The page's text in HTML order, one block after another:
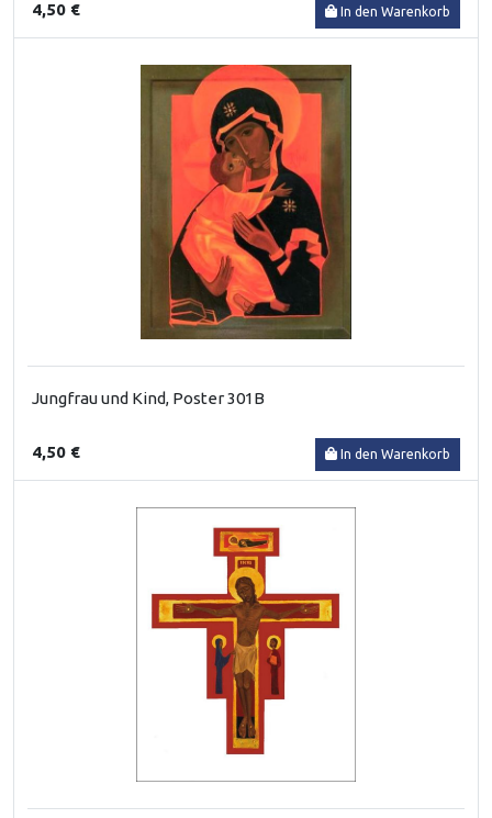
4,50 € In den Warenkorb
Jungfrau und Kind, Poster 301B
4,50 € In den Warenkorb